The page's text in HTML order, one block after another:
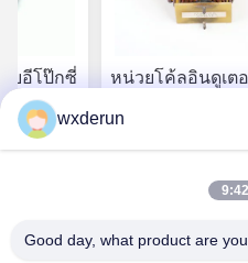
บอีโป๊กซี่
อุปกรณ์
ซี่แบบเต็ม
ฟฟ้า
หน่วยโค้ลอินดูเต
ได้ สําหรับเครื่อง
ประกายและอุปก
หา ราคา ที่
wxderun
Good day, what product are